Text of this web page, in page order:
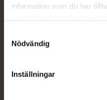
information som du har
återkalla ditt samtycke via
cookieinställningar. Ett
lagligheten av behandling
Nödvändig
Inställningar